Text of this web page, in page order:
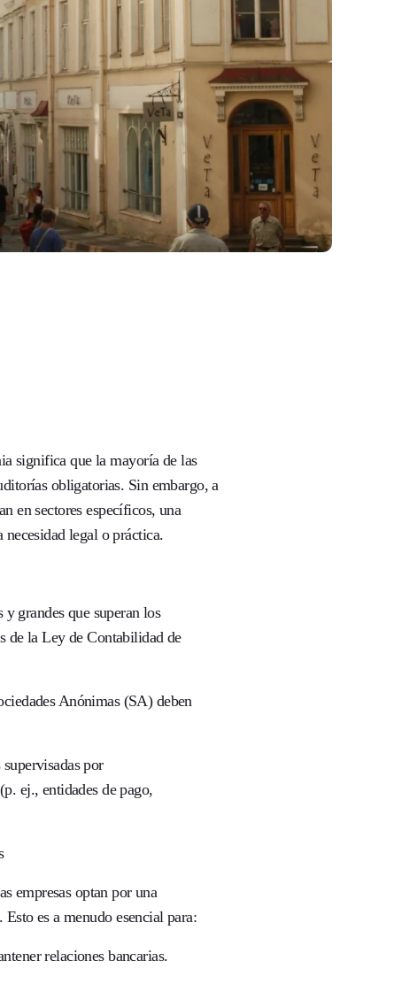
significa que la mayoría de las
obligatorias. Sin embargo, a
en sectores específicos, una
legal o práctica.
grandes que superan los
de la Ley de Contabilidad de
Anónimas (SA) deben
por
ej., entidades de pago,
empresas optan por una
. Esto es a menudo esencial para:
relaciones bancarias.